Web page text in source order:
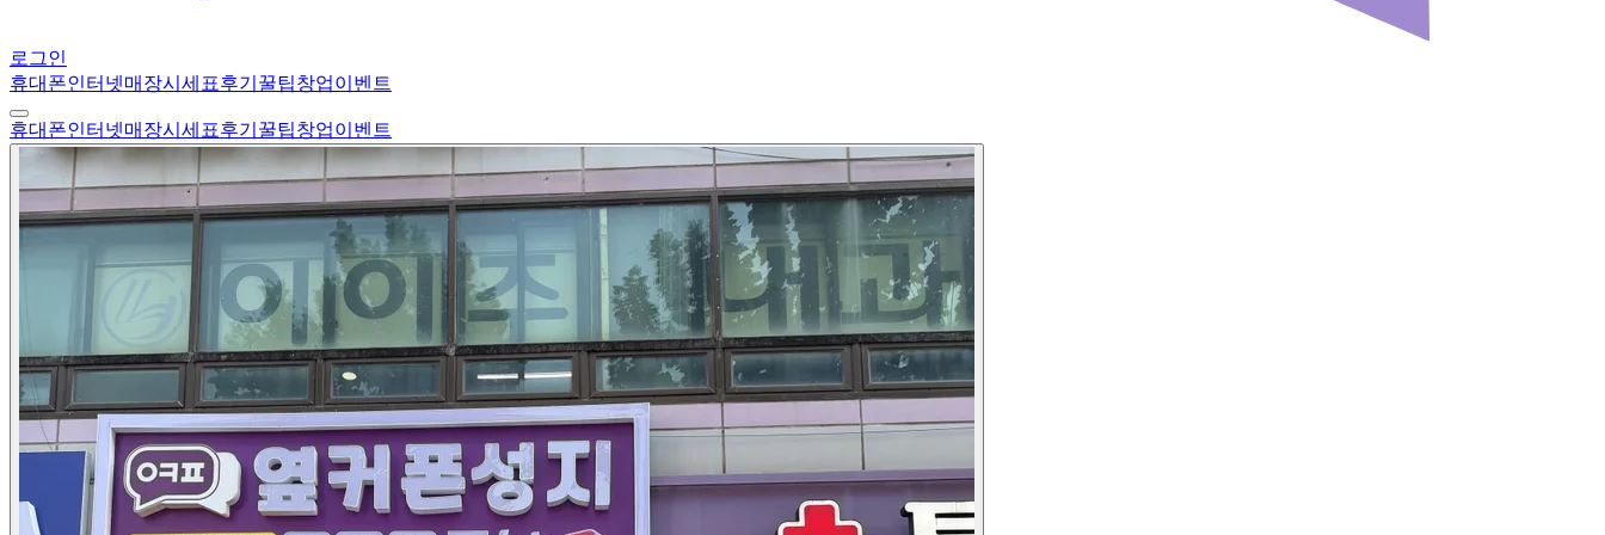
로그인
휴대폰인터넷매장시세표후기 꿀팁창업이벤트
휴대폰인터넷매장시세표후기 꿀팁창업이벤트